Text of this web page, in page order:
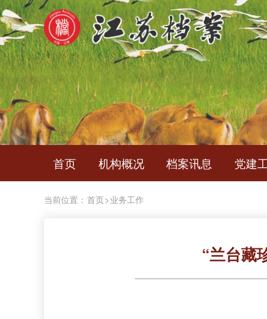
首页 机构概况 档案讯息 党建
当前位置： 首页>业务工作
“兰台藏